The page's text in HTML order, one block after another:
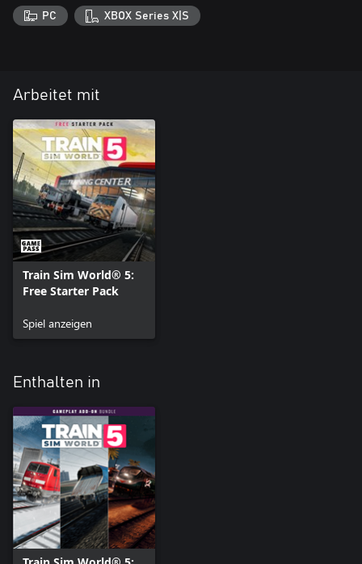
PC XBOX Series X|S
Arbeitet mit
Train Sim World® 5:
Free Starter Pack
Spiel anzeigen
Enthalten in